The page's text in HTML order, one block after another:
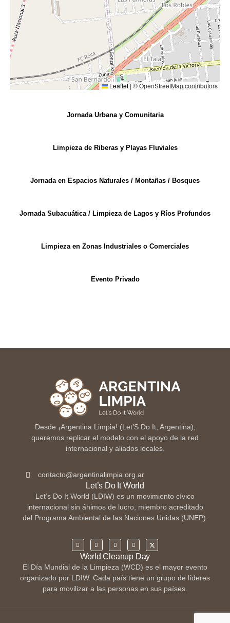
Leaflet|© OpenStreetMap contributors
Jornada Urbana y Comunitaria
Limpieza de Riberas y Playas Fluviales
Jornada en Espacios Naturales / Montañas / Bosques
Jornada Subacuática / Limpieza de Lagos y Ríos Profundos
Limpieza en Zonas Industriales o Comerciales
Evento Privado
Desde ¡Argentina Limpia! (Let’S Do It, Argentina),
queremos replicar el modelo con el apoyo de la red
internacional y aliados locales.
contacto@argentinalimpia.org.ar
Let’s Do It World
Let’s Do It World (LDIW) es un movimiento cívico
internacional sin ánimos de lucro, miembro acreditado
del Programa Ambiental de las Naciones Unidas (UNEP).
World Cleanup Day
El Día Mundial de la Limpieza (WCD) es el mayor evento
organizado por LDIW. Cada país tiene un grupo de líderes
para movilizar a las personas en sus países.